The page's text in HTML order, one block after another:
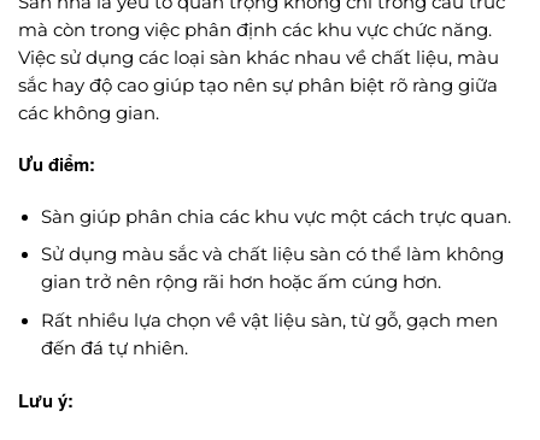
mà còn trong việc phân định các khu vực chức năng.
Việc sử dụng các loại sàn khác nhau về chất liệu, màu
sắc hay độ cao giúp tạo nên sự phân biệt rõ ràng giữa
các không gian.
Ưu điểm:
Sàn giúp phân chia các khu vực một cách trực quan.
Sử dụng màu sắc và chất liệu sàn có thể làm không
gian trở nên rộng rãi hơn hoặc ấm cúng hơn.
Rất nhiều lựa chọn về vật liệu sàn, từ gỗ, gạch men
đến đá tự nhiên.
Lưu ý: